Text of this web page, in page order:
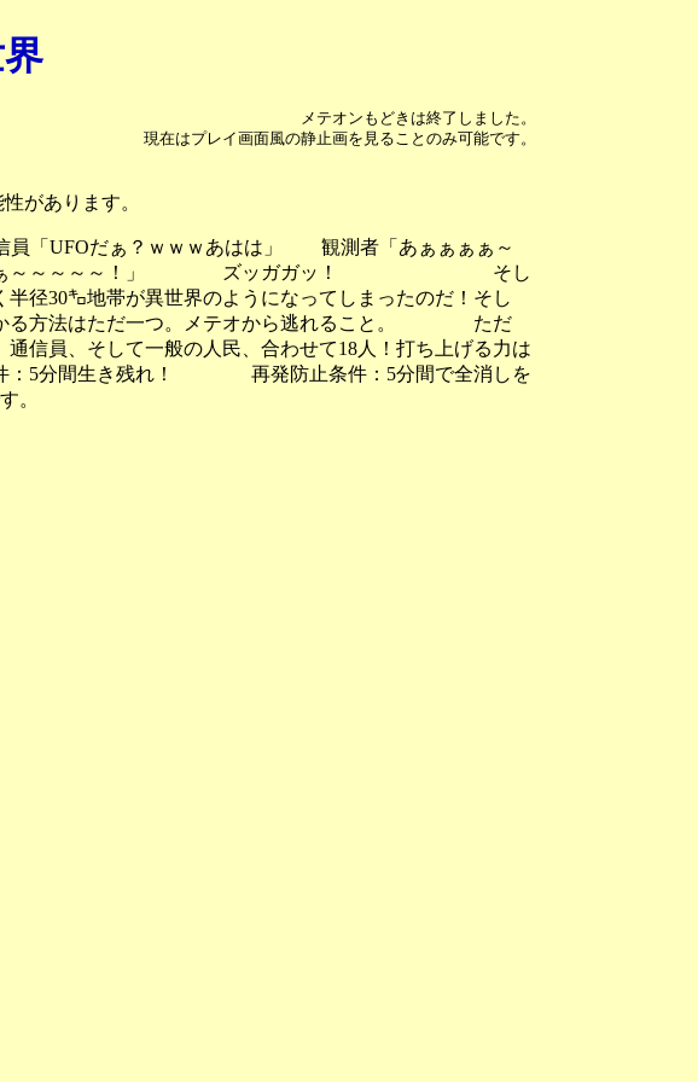
メテオンもどきは終了しました。
現在はプレイ画面風の静止画を見ることのみ可能です。
があります。
員「UFOだぁ？ｗｗｗあはは」 観測者「あぁぁぁぁ～
うだめだぁ～～～～～！」 ズッガガッ！ そし
径30㌔地帯が異世界のようになってしまったのだ！そし
はただ一つ。メテオから逃れること。 ただ
員、そして一般の人民、合わせて18人！打ち上げる力は
再発防止条件：5分間で全消しを
したいです。